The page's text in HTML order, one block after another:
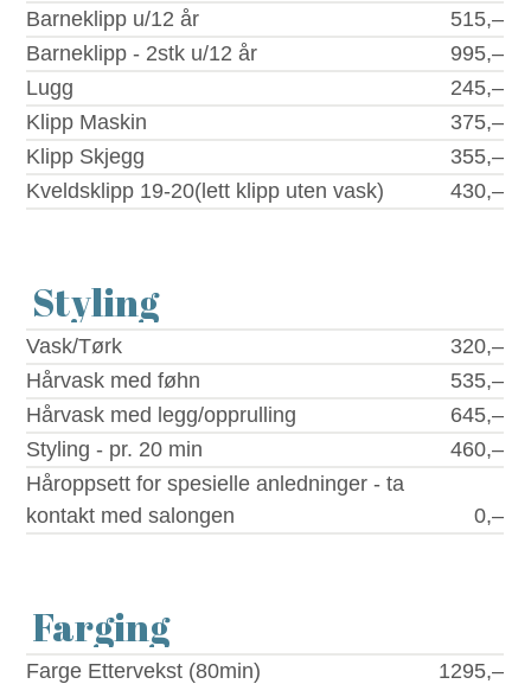
Barneklipp u/12 år
515,–
Barneklipp - 2stk u/12 år
995,–
Lugg
245,–
Klipp Maskin
375,–
Klipp Skjegg
355,–
Kveldsklipp 19-20(lett klipp uten vask)
430,–
Styling
Vask/Tørk
320,–
Hårvask med føhn
535,–
Hårvask med legg/opprulling
645,–
Styling - pr. 20 min
460,–
Håroppsett for spesielle anledninger - ta
kontakt med salongen
0,–
Farging
Farge Ettervekst (80min)
1295,–